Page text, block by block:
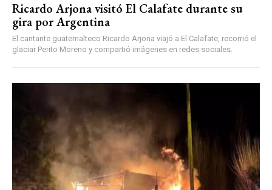
Ricardo Arjona visitó El Calafate durante su
gira por Argentina
El cantante guatemalteco Ricardo Arjona viajó a El Calafate, recorrió el
glaciar Perito Moreno y compartió imágenes en redes sociales.